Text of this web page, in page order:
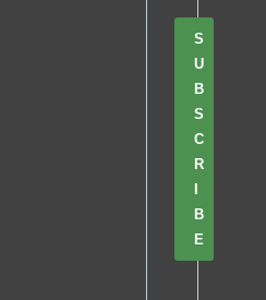
S
U
B
S
C
R
B
E